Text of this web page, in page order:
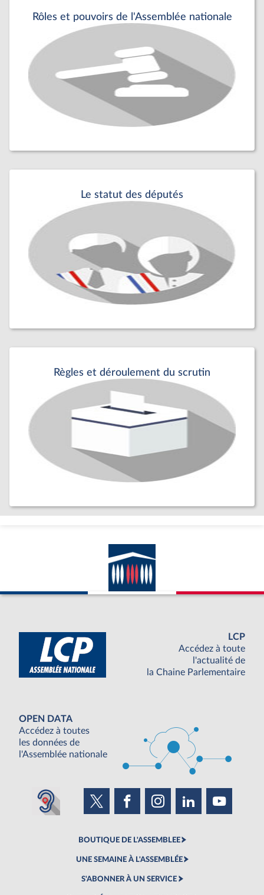
Rôles et pouvoirs de l'Assemblée nationale
Le statut des députés
Règles et déroulement du scrutin
LCP
Accédez à toute
l'actualité de
la Chaine Parlementaire
OPEN DATA
Accédez à toutes
les données de
l'Assemblée nationale
BOUTIQUE DE L'ASSEMBLEE
UNE SEMAINE À L'ASSEMBLÉE
S'ABONNER À UN SERVICE